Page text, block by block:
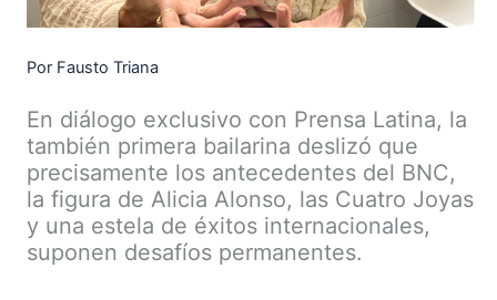
Por Fausto Triana
En diálogo exclusivo con Prensa Latina, la
también primera bailarina deslizó que
precisamente los antecedentes del BNC,
la figura de Alicia Alonso, las Cuatro Joyas
y una estela de éxitos internacionales,
suponen desafíos permanentes.